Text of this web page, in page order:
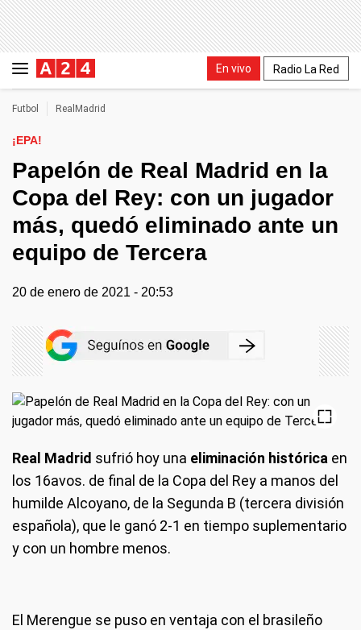
En vivo Radio La Red
Futbol RealMadrid
¡EPA!
Papelón de Real Madrid en la
Copa del Rey: con un jugador
más, quedó eliminado ante un
equipo de Tercera
20 de enero de 2021 - 20:53
Real Madrid sufrió hoy una eliminación histórica en
los 16avos. de final de la Copa del Rey a manos del
humilde Alcoyano, de la Segunda B (tercera división
española), que le ganó 2-1 en tiempo suplementario
y con un hombre menos.
El Merengue se puso en ventaja con el brasileño